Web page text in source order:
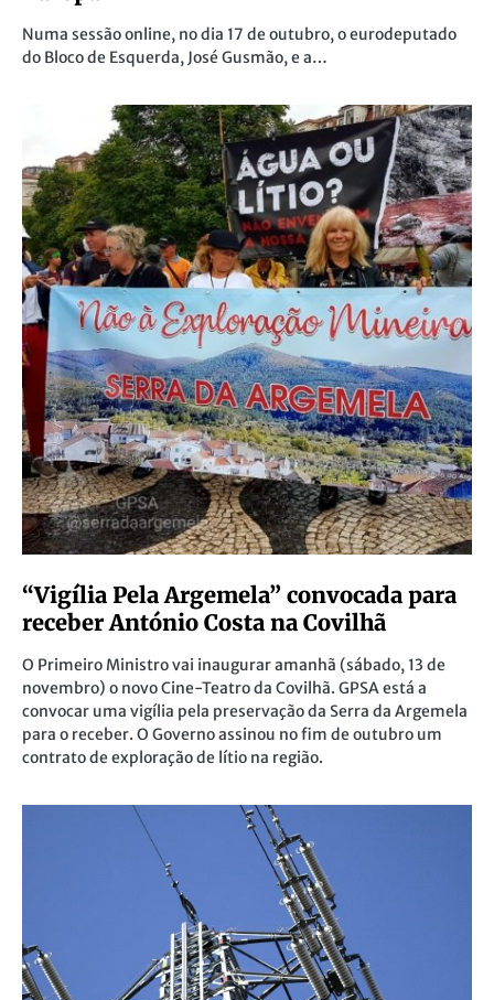
Numa sessão online, no dia 17 de outubro, o eurodeputado
do Bloco de Esquerda, José Gusmão, e a…
“Vigília Pela Argemela” convocada para
receber António Costa na Covilhã
O Primeiro Ministro vai inaugurar amanhã (sábado, 13 de
novembro) o novo Cine-Teatro da Covilhã. GPSA está a
convocar uma vigília pela preservação da Serra da Argemela
para o receber. O Governo assinou no fim de outubro um
contrato de exploração de lítio na região.